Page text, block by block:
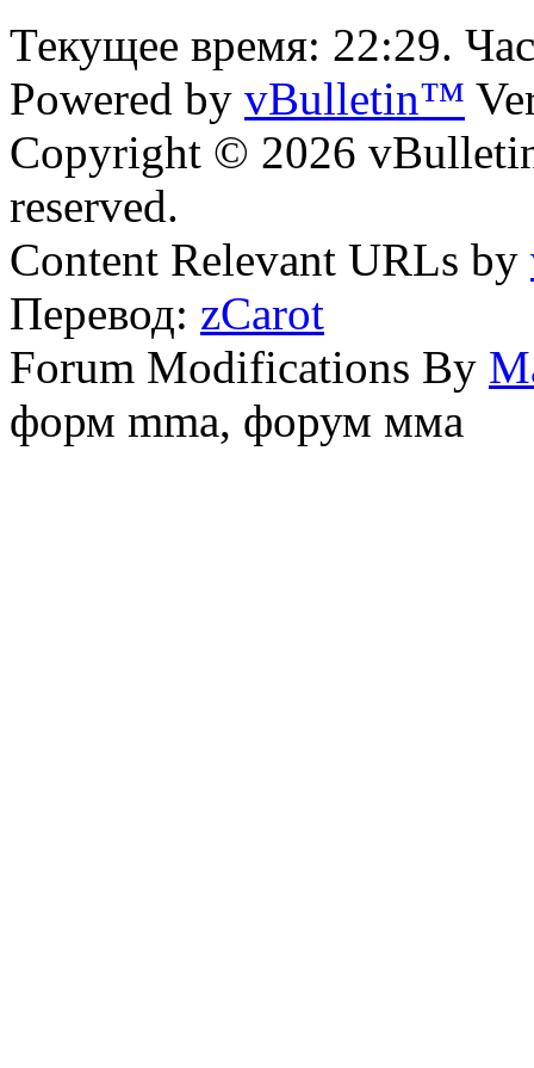
Текущее время: 22:29.
Powered by vBulletin™
Copyright © 2026
reserved.
Content Relevant URLs by
Перевод: zCarot
Forum Modifications By
форм mma, форум мма